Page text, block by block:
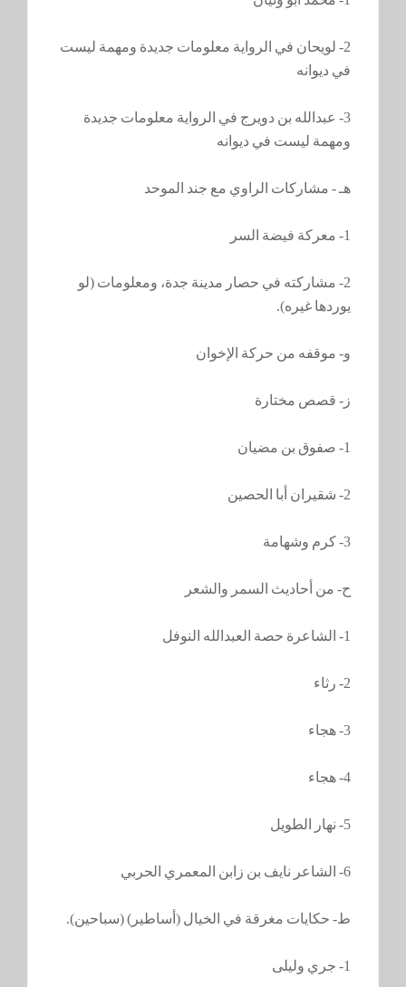
2- لويحان في الرواية معلومات جديدة ومهمة ليست
في ديوانه
3- عبدالله بن دويرج في الرواية معلومات جديدة
ومهمة ليست في ديوانه
هـ - مشاركات الراوي مع جند الموحد
1- معركة فيضة السر
2- مشاركته في حصار مدينة جدة، ومعلومات (لو
يوردها غيره).
و- موقفه من حركة الإخوان
ز- قصص مختارة
1- صفوق بن مضيان
2- شقيران أبا الحصين
3- كرم وشهامة
ح- من أحاديث السمر والشعر
1- الشاعرة حصة العبدالله النوفل
2- رثاء
3- هجاء
4- هجاء
5- نهار الطويل
6- الشاعر نايف بن زابن المعمري الحربي
ط- حكايات مغرقة في الخيال (أساطير) (سباحين).
1- جري وليلى